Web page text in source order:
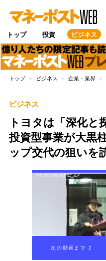
トップ 投資 ビジネス
トップ ビジネス 企業・業界
ビジネス
トヨタは「深化と
投資型事業が大黒
ップ交代の狙いを
次の動画まで 1